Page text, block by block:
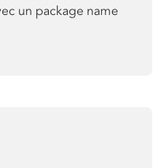
un package name